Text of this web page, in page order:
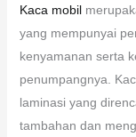
Kaca mobil
yang mempunyai
kenyamanan serta
penumpangnya.
laminasi yang
tambahan dan